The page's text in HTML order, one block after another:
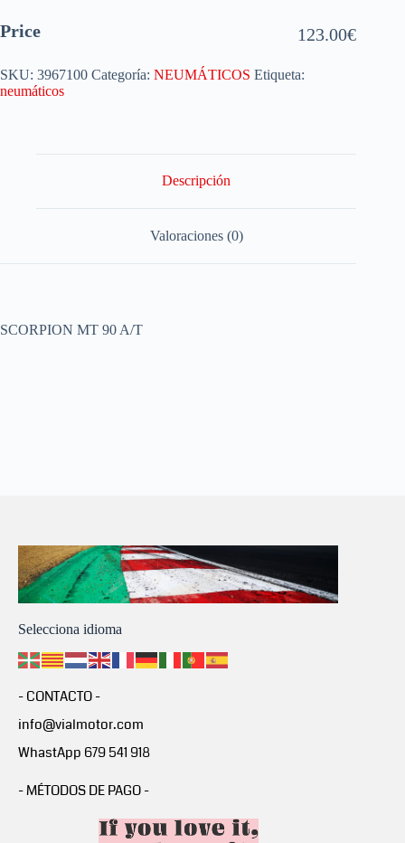
Price 123.00€
SKU: 3967100 Categoría: NEUMÁTICOS Etiqueta:
neumáticos
Descripción
Valoraciones (0)
SCORPION MT 90 A/T
Selecciona idioma
- CONTACTO -
info@vialmotor.com
WhastApp 679 541 918
- MÉTODOS DE PAGO -